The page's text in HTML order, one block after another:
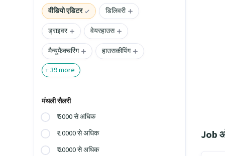
वीडियो एडिटर
डिलिवरी
ड्राइवर
वेयरहाउस
मैन्युफैक्चरिंग
हाउसकीपिंग
+39more
मंथली सैलरी
₹ 5000 से अधिक
₹ 10000 से अधिक
₹ 20000 से अधिक
Job